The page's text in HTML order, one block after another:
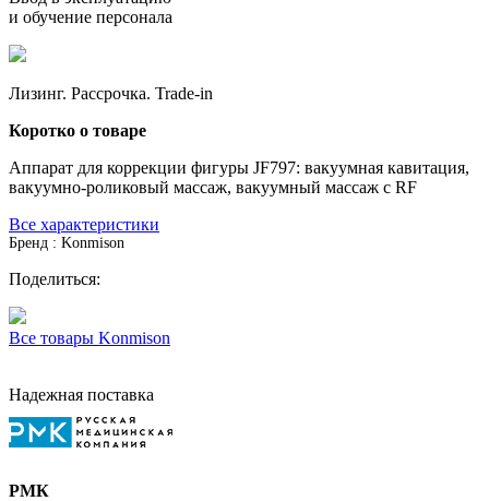
и обучение персонала
Лизинг. Рассрочка. Trade-in
Коротко о товаре
Аппарат для коррекции фигуры JF797: вакуумная кавитация,
вакуумно-роликовый массаж, вакуумный массаж с RF
Все характеристики
Бренд : Konmison
Поделиться:
Все товары Konmison
Надежная поставка
РМК